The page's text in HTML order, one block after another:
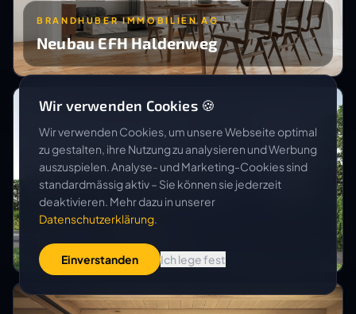
BRANDHUBER IMMOBILIEN AG
Neubau EFH Haldenweg
BADER IMMOBILIEN AG
Neubau EFH Greppen
Wir verwenden Cookies 🍪
Wir verwenden Cookies, um unsere Webseite optimal
zu gestalten, ihre Nutzung zu analysieren und Werbung
auszuspielen. Analyse- und Marketing-Cookies sind
standardmässig aktiv – Sie können sie jederzeit
deaktivieren. Mehr dazu in unserer
Datenschutzerklärung.
Einverstanden Ich lege fest